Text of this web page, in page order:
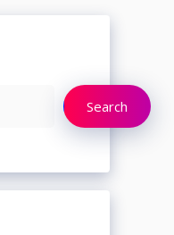
Search